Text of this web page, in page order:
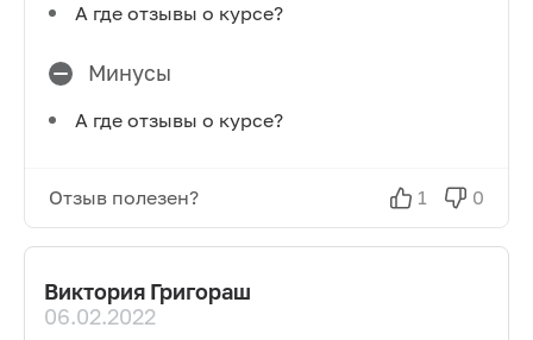
А где отзывы о курсе?
Минусы
А где отзывы о курсе?
Отзыв полезен? 1 0
Виктория Григораш
06.02.2022